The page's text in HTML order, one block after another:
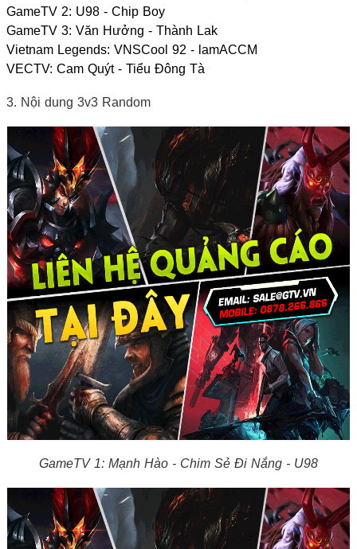
GameTV 2: U98 - Chip Boy
GameTV 3: Văn Hưởng - Thành Lak
Vietnam Legends: VNSCool 92 - lamACCM
VECTV: Cam Quýt - Tiểu Đông Tà
3. Nội dung 3v3 Random
GameTV 1: Mạnh Hào - Chim Sẻ Đi Nắng - U98